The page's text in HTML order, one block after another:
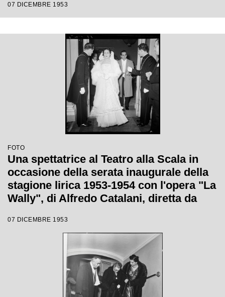
con la regia di Tatiana Pavlova
07 DICEMBRE 1953
FOTO
Una spettatrice al Teatro alla Scala in
occasione della serata inaugurale della
stagione lirica 1953-1954 con l'opera "La
Wally", di Alfredo Catalani, diretta da
Tatiana Pavlova
07 DICEMBRE 1953